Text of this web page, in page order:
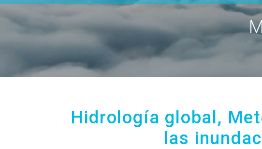
Hidrología global,
las